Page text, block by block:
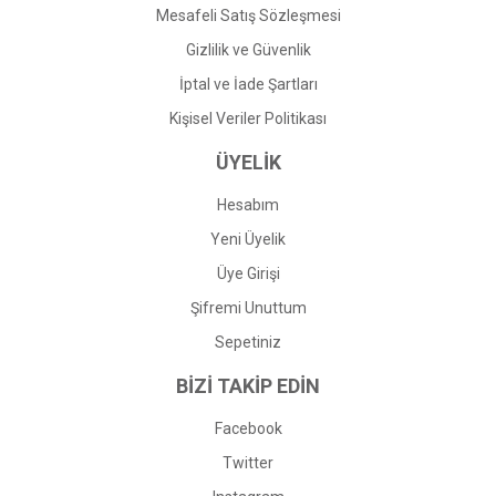
Mesafeli Satış Sözleşmesi
Gizlilik ve Güvenlik
İptal ve İade Şartları
Kişisel Veriler Politikası
ÜYELİK
Hesabım
Yeni Üyelik
Üye Girişi
Şifremi Unuttum
Sepetiniz
BİZİ TAKİP EDİN
Facebook
Twitter